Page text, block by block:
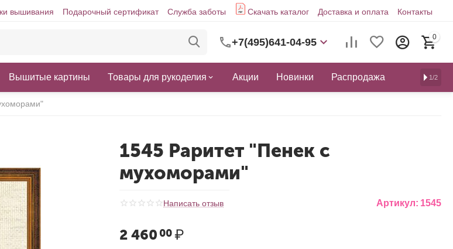
вышивания Подарочный сертификат Служба заботы Скачать каталог Доставка и оплата Контакты
+7(495)641-04-95 0
Вышитые картины Товары для рукоделия Акции Новинки Распродажа 1/2
1545 Раритет "Пенек с
мухоморами"
Написать отзыв Артикул: 1545
2 460 00₽